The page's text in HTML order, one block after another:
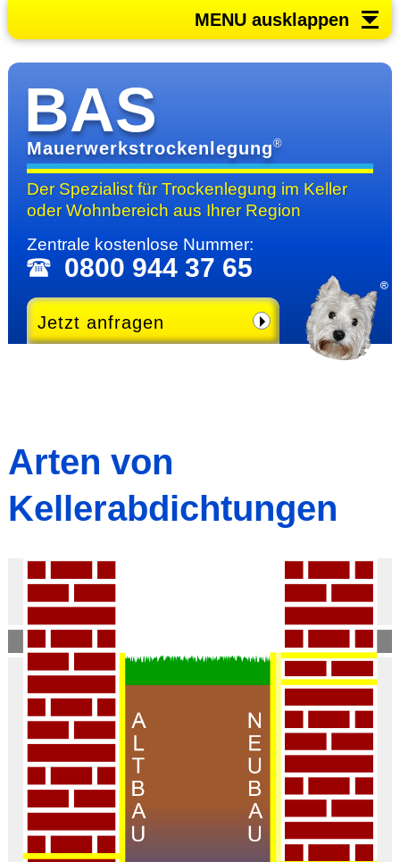
MENU ausklappen
BAS
Mauerwerkstrockenlegung®
Der Spezialist für Trocken­legung im Keller
oder Wohn­bereichaus Ihrer Region
Zentrale kosten­lose Nummer:
0800 944 37 65
Jetzt anfragen
Arten von
Kellerabdichtungen